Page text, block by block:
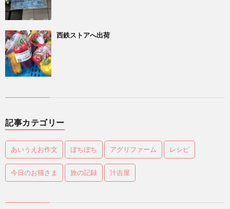
西鉄ストアへ出荷
記事カテゴリー
あいうえお作文 ぼちぼち アグリファーム レシピ
今日のお猫さま 旅の記録 汁吉屋